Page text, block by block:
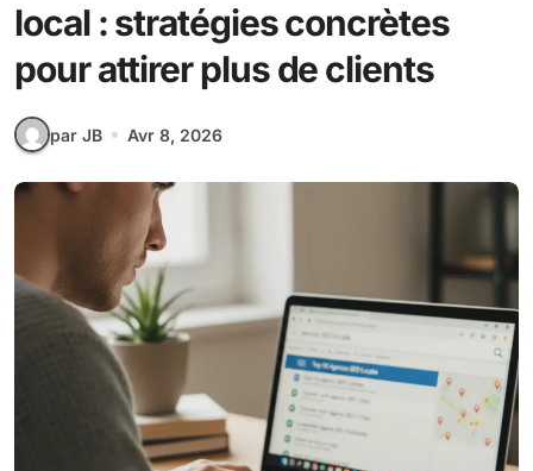
local : stratégies concrètes
pour attirer plus de clients
par JB Avr 8, 2026